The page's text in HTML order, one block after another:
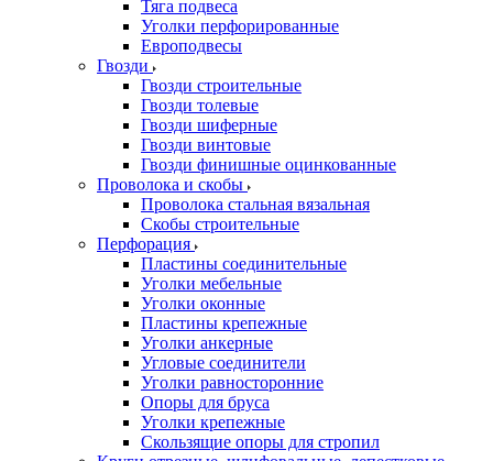
Тяга подвеса
Уголки перфорированные
Европодвесы
Гвозди
Гвозди строительные
Гвозди толевые
Гвозди шиферные
Гвозди винтовые
Гвозди финишные оцинкованные
Проволока и скобы
Проволока стальная вязальная
Скобы строительные
Перфорация
Пластины соединительные
Уголки мебельные
Уголки оконные
Пластины крепежные
Уголки анкерные
Угловые соединители
Уголки равносторонние
Опоры для бруса
Уголки крепежные
Скользящие опоры для стропил